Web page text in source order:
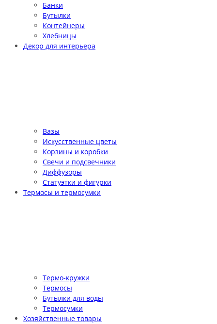
Банки
Бутылки
Контейнеры
Хлебницы
Декор для интерьера
Вазы
Искусственные цветы
Корзины и коробки
Свечи и подсвечники
Диффузоры
Статуэтки и фигурки
Термосы и термосумки
Термо-кружки
Термосы
Бутылки для воды
Термосумки
Хозяйственные товары